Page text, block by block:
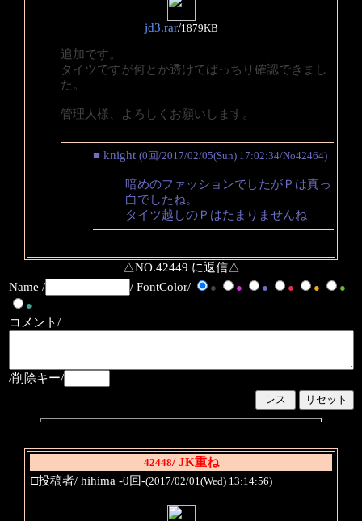
jd3.rar/1879KB
追加です。
タイツですが何とか透けてばっちり確認できまし
た。
管理人様、よろしくお願いします。
■ knight (0回/2017/02/05(Sun) 17:02:34/No42464)
暗めのファッションでしたがＰは真っ
白でしたね。
タイツ越しのＰはたまりませんね
△NO.42449 に返信△
Name /
/ FontColor/ ● ● ● ● ●
●
●
コメント/
/削除キー/
42448/ JK重ね
□投稿者/ hihima -0回-(2017/02/01(Wed) 13:14:56)